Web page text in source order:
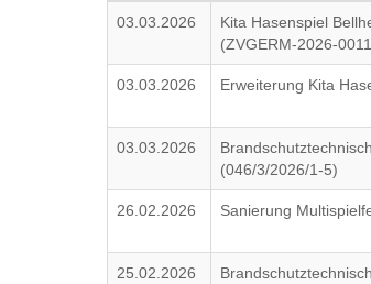
03.03.2026
Kita Hasenspiel
(ZVGERM-2026-
03.03.2026 Erweiterung Kita
03.03.2026
(046/3/2026/1-5)
26.02.2026 Sanierung
25.02.2026